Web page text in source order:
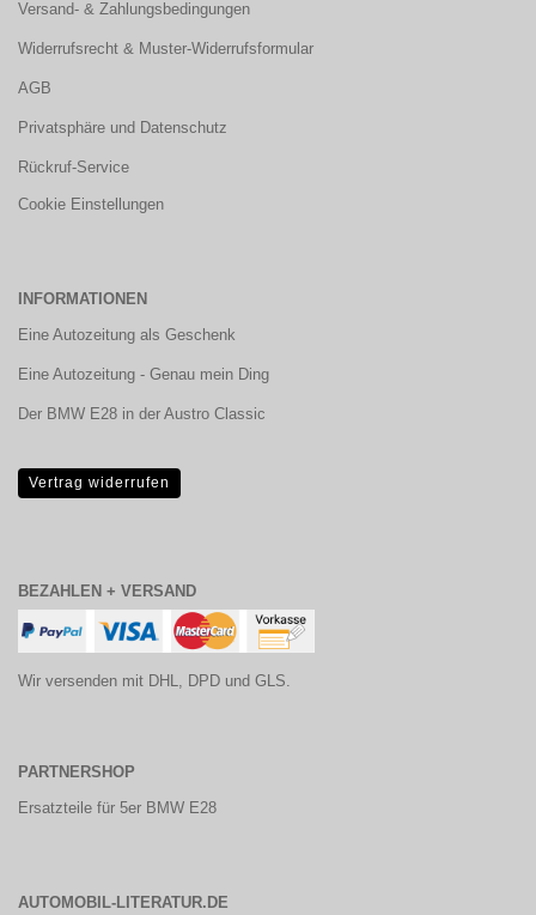
Versand- & Zahlungsbedingungen
Widerrufsrecht & Muster-Widerrufsformular
AGB
Privatsphäre und Datenschutz
Rückruf-Service
Cookie Einstellungen
INFORMATIONEN
Eine Autozeitung als Geschenk
Eine Autozeitung - Genau mein Ding
Der BMW E28 in der Austro Classic
Vertrag widerrufen
BEZAHLEN + VERSAND
Wir versenden mit DHL, DPD und GLS.
PARTNERSHOP
Ersatzteile für 5er BMW E28
AUTOMOBIL-LITERATUR.DE